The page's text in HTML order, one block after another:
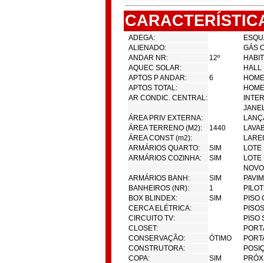
ADEGA:
ALIENADO:
GÁS
ANDAR NR:
12º
AQUEC SOLAR:
HALL
APTOS P ANDAR:
6
APTOS TOTAL:
AR CONDIC. CENTRAL:
ÁREA PRIV EXTERNA:
ÁREA TERRENO (M2):
1440
ÁREA CONST (m2):
ARMÁRIOS QUARTO:
SIM
ARMÁRIOS COZINHA:
SIM
LOTE
ARMÁRIOS BANH:
SIM
BANHEIROS (NR):
1
BOX BLINDEX:
SIM
PISO
CERCA ELÉTRICA:
CIRCUITO TV:
PISO
CLOSET:
CONSERVAÇÃO:
ÓTIMO
CONSTRUTORA:
COPA:
SIM